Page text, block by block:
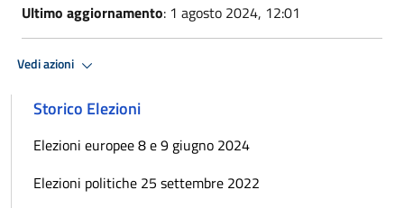
Ultimo aggiornamento: 1 agosto 2024, 12:01
Vedi azioni
Storico Elezioni
Elezioni europee 8 e 9 giugno 2024
Elezioni politiche 25 settembre 2022